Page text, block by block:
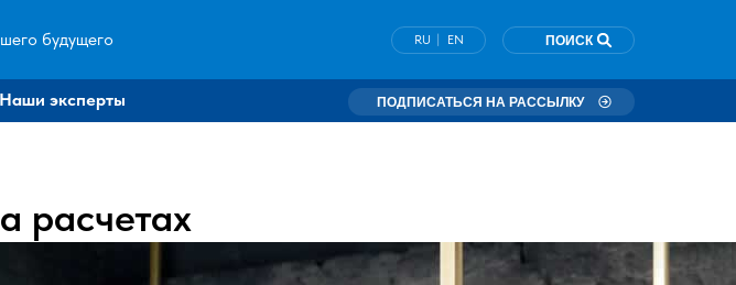
будущего ПОИСК
RU | EN
ПОДПИСАТЬСЯ НА РАССЫЛКУ
Наши эксперты
расчетах